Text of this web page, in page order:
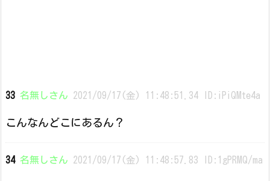
33 名無しさん 2021/09/17(金) 11:48:51.34 ID:iPiQMte4a
こんなんどこにあるん？
34 名無しさん 2021/09/17(金) 11:48:57.83 ID:1gPRMQ/ma